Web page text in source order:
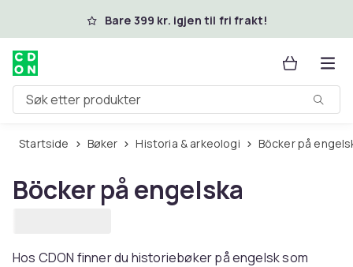
Hopp til hovedinnholdBare 399 kr. igjen til fri frakt!
Søk etter produkter
Startside Bøker Historia & arkeologi Böcker på
Böcker på engelska
Hos CDON finner du historiebøker på engelsk som